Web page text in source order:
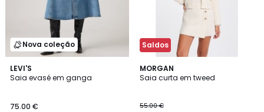
Nova coleção
LEVI'S
Saia evasé em ganga
75.00 €
Saldos
MORGAN
Saia curta em tweed
55.00 €
2
/